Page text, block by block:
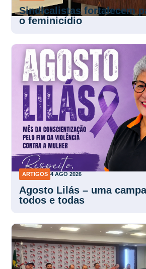
Sindicalistas fortalecem
o feminicídio
ARTIGOS 4 AGO 2026
Agosto Lilás – uma
todos e todas